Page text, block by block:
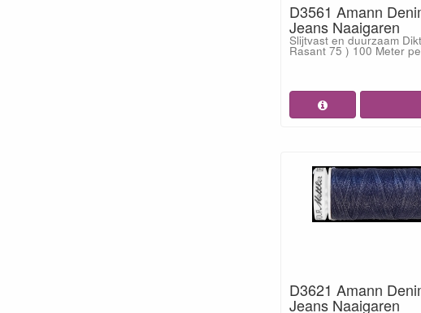
D3561 Amann
Jeans Naaigaren
Slijtvast en duurzaam
Rasant 75 ) 100 Meter
D3621 Amann
Jeans Naaigaren